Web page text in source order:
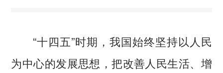
“十四五”时期，我国始终坚持以人民
为中心的发展思想，把改善人民生活、增